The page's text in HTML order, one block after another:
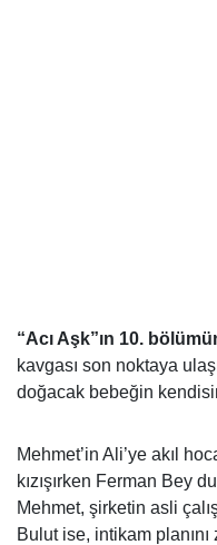
“Acı Aşk”ın 10.
kavgası son noktaya
doğacak bebeğin
Mehmet’in Ali’ye akıl
kızışırken Ferman Bey
Mehmet, şirketin asli
Bulut ise, intikam